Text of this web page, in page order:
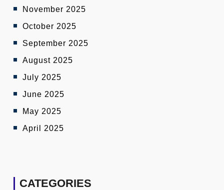
November 2025
October 2025
September 2025
August 2025
July 2025
June 2025
May 2025
April 2025
CATEGORIES